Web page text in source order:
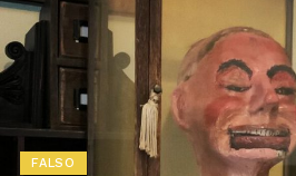
FALSO